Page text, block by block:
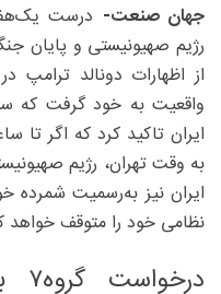
جهان صنعت-‌ درست
از اظهارات دونالد ترامپ
واقعیت به خود گرفت که
به وقت تهران، رژیم
ایران نیز به‌رسمیت شمرده
نظامی خود را متوقف خواهد